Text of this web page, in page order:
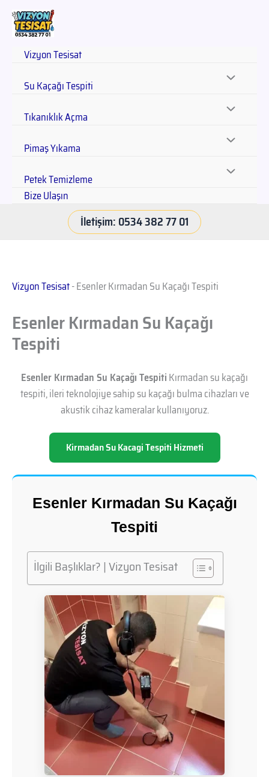
Vizyon Tesisat
Su Kaçağı Tespiti
Tıkanıklık Açma
Pimaş Yıkama
Petek Temizleme
Bize Ulaşın
İletişim: 0534 382 77 01
Vizyon Tesisat-Esenler Kırmadan Su Kaçağı Tespiti
Esenler Kırmadan Su Kaçağı
Tespiti
Esenler Kırmadan Su Kaçağı TespitiKırmadan su kaçağı
tespiti, ileri teknolojiye sahip su kaçağı bulma cihazları ve
akustik cihaz kameralar kullanıyoruz.
Kirmadan Su Kacagi Tespiti Hizmeti
Esenler Kırmadan Su Kaçağı
Tespiti
İlgili Başlıklar? | Vizyon Tesisat